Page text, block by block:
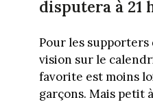
disputera à 21
Pour les supporters
vision sur le
favorite est moins
garçons. Mais petit